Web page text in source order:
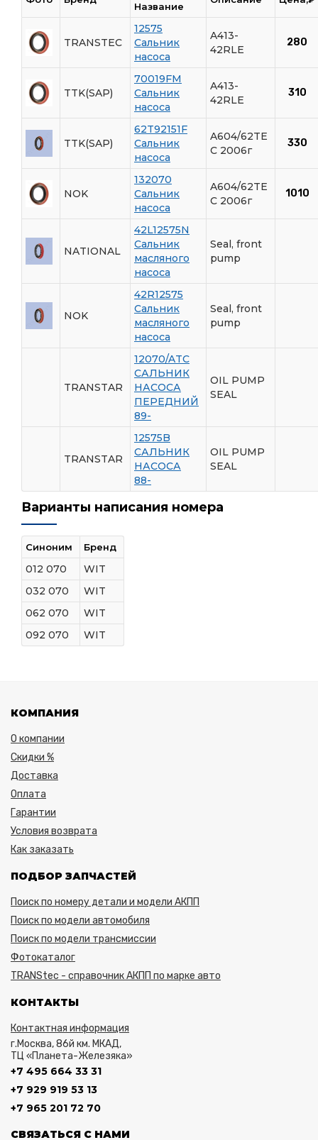
Название
TRANSTEC
12575
Сальник
насоса
A413-
42RLE
280
TTK(SAP)
70019FM
Сальник
насоса
A413-
42RLE
310
TTK(SAP)
62T92151F
Сальник
насоса
A604/62TE
C 2006г
330
NOK
132070
Сальник
насоса
A604/62TE
C 2006г
1010
NATIONAL
42L12575N
Сальник
масляного
насоса
Seal, front
pump
NOK
42R12575
Сальник
масляного
насоса
Seal, front
pump
TRANSTAR
12070/ATC
САЛЬНИК
НАСОСА
ПЕРЕДНИЙ
89-
OIL PUMP
SEAL
TRANSTAR
12575B
САЛЬНИК
НАСОСА
88-
OIL PUMP
SEAL
Варианты написания номера
Синоним Бренд
012 070
WIT
032 070
WIT
062 070
WIT
092 070
WIT
КОМПАНИЯ
О компании
Скидки %
Доставка
Оплата
Гарантии
Условия возврата
Как заказать
ПОДБОР ЗАПЧАСТЕЙ
Поиск по номеру детали и модели АКПП
Поиск по модели автомобиля
Поиск по модели трансмиссии
Фотокаталог
TRANStec - справочник АКПП по марке авто
КОНТАКТЫ
Контактная информация
г.Москва, 86й км. МКАД,
ТЦ «Планета-Железяка»
+7 495 664 33 31
+7 929 919 53 13
+7 965 201 72 70
СВЯЗАТЬСЯ С НАМИ